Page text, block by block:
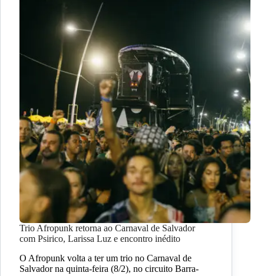
Trio Afropunk retorna ao Carnaval de Salvador
com Psirico, Larissa Luz e encontro inédito
O Afropunk volta a ter um trio no Carnaval de
Salvador na quinta-feira (8/2), no circuito Barra-